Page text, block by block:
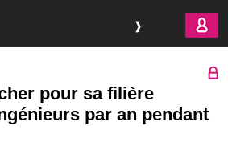
pour sa filière
par an pendant